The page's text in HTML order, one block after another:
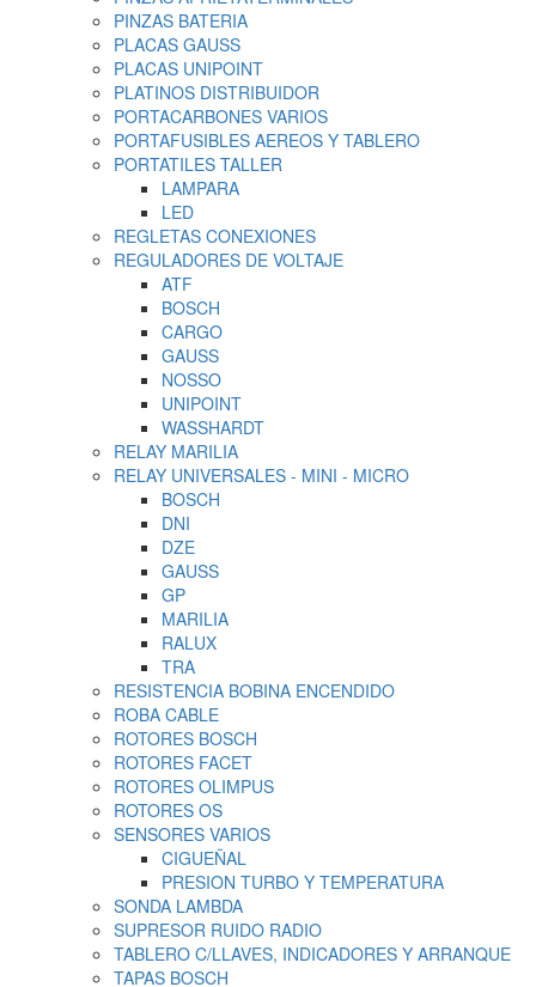
PINZAS BATERIA
PLACAS GAUSS
PLACAS UNIPOINT
PLATINOS DISTRIBUIDOR
PORTACARBONES VARIOS
PORTAFUSIBLES AEREOS Y TABLERO
PORTATILES TALLER
LAMPARA
LED
REGLETAS CONEXIONES
REGULADORES DE VOLTAJE
ATF
BOSCH
CARGO
GAUSS
NOSSO
UNIPOINT
WASSHARDT
RELAY MARILIA
RELAY UNIVERSALES - MINI - MICRO
BOSCH
DNI
DZE
GAUSS
GP
MARILIA
RALUX
TRA
RESISTENCIA BOBINA ENCENDIDO
ROBA CABLE
ROTORES BOSCH
ROTORES FACET
ROTORES OLIMPUS
ROTORES OS
SENSORES VARIOS
CIGUEÑAL
PRESION TURBO Y TEMPERATURA
SONDA LAMBDA
SUPRESOR RUIDO RADIO
TABLERO C/LLAVES, INDICADORES Y ARRANQUE
TAPAS BOSCH